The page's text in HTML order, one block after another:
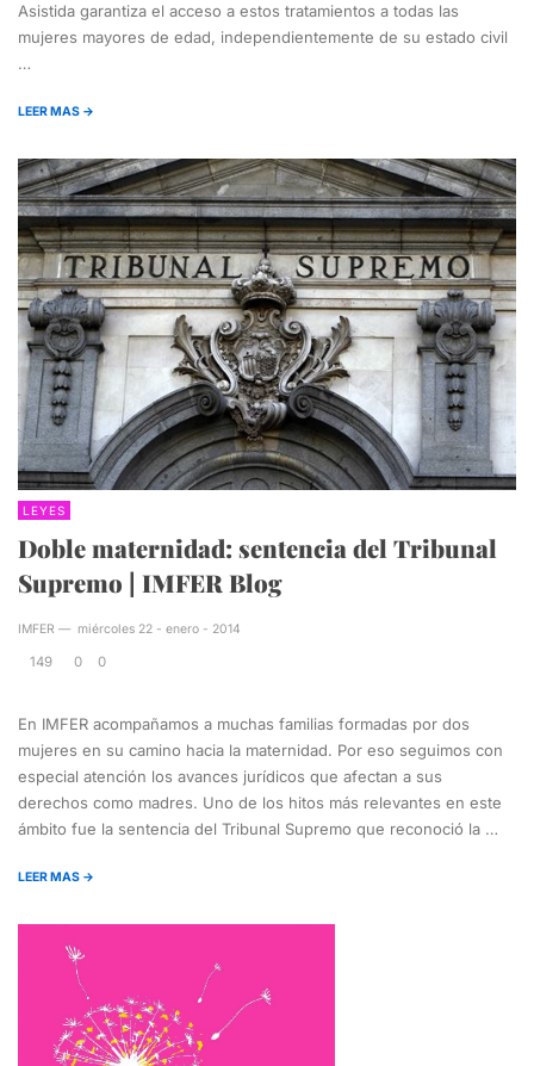
Asistida garantiza el acceso a estos tratamientos a todas las
mujeres mayores de edad, independientemente de su estado civil
…
LEER MAS →
LEYES
Doble maternidad: sentencia del Tribunal
Supremo | IMFER Blog
IMFER — miércoles 22 - enero - 2014
149 0 0
En IMFER acompañamos a muchas familias formadas por dos
mujeres en su camino hacia la maternidad. Por eso seguimos con
especial atención los avances jurídicos que afectan a sus
derechos como madres. Uno de los hitos más relevantes en este
ámbito fue la sentencia del Tribunal Supremo que reconoció la …
LEER MAS →